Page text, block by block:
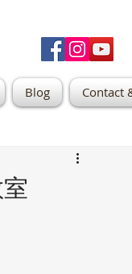
Blog Contact